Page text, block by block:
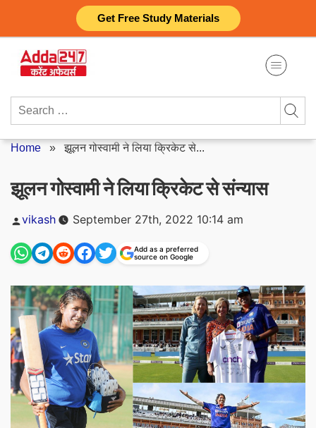
Get Free Study Materials
content
Search
Home »झूलन गोस्वामी ने लिया क्रिकेट से...
झूलन गोस्वामी ने लिया क्रिकेट से संन्यास
Posted
vikash September 27th, 2022 10:14 am
Add as a preferred
source on Google